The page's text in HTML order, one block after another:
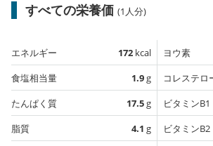
すべての栄養価 (1人分)
エネルギー 172 kcal
食塩相当量
1.9g
たんぱく質
17.5g
脂質
4.1 g
ヨウ素
コレステロ
ビタミンB1
ビタミンB2